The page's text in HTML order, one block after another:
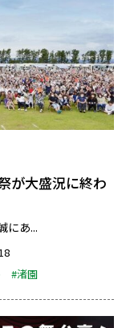
が大盛況に終わ
にあ...
#渚園